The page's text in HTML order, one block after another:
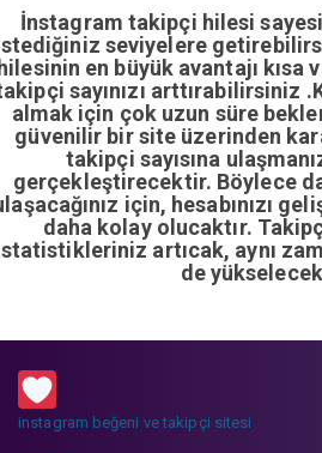
İnstagram takipçi hilesi
seviyelere
en büyük avantajı kısa
sayınızı arttırabilirsiniz
almak için çok uzun süre
güvenilir bir site üzerinden
takipçi sayısına
gerçekleştirecektir. Böylece
için, hesabınızı
daha kolay olucaktır.
artıcak, aynı
de
instagram beğeni ve takipçi sitesi